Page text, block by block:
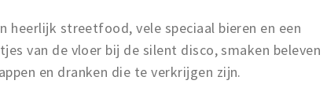
heerlijk streetfood, vele speciaal bieren en een
van de vloer bij de silent disco, smaken beleven
en dranken die te verkrijgen zijn.